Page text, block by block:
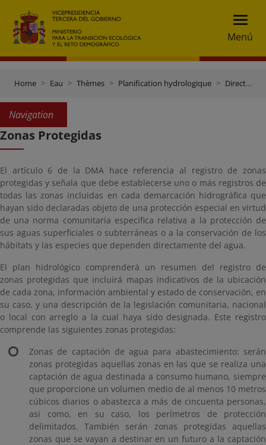
Menú
Home Eau Thèmes Planification hydrologique Directive-cadre sur l'eau
Navigation
Zonas Protegidas
El artículo 6 de la DMA hace referencia al registro de zonas
protegidas y señala que debe establecerse uno o más registros de
todas las zonas incluidas en cada demarcación hidrográfica que
hayan sido declaradas objeto de una protección especial en virtud
de una norma comunitaria específica relativa a la protección de
sus aguas superficiales o subterráneas o a la conservación de los
hábitats y las especies que dependen directamente del agua.
El plan hidrológico comprenderá un resumen del registro de
zonas protegidas que incluirá mapas indicativos de la ubicación
de cada zona, información ambiental y estado de conservación, en
su caso, y una descripción de la legislación comunitaria, nacional
o local con arreglo a la cual haya sido designada. Este registro
comprende las siguientes zonas protegidas:
Zonas de captación de agua para abastecimiento: serán
zonas protegidas aquellas zonas en las que se realiza una
captación de agua destinada a consumo humano, siempre
que proporcione un volumen medio de al menos 10 metros
cúbicos diarios o abastezca a más de cincuenta personas,
así como, en su caso, los perímetros de protección
delimitados. También serán zonas protegidas aquellas
zonas que se vayan a destinar en un futuro a la captación